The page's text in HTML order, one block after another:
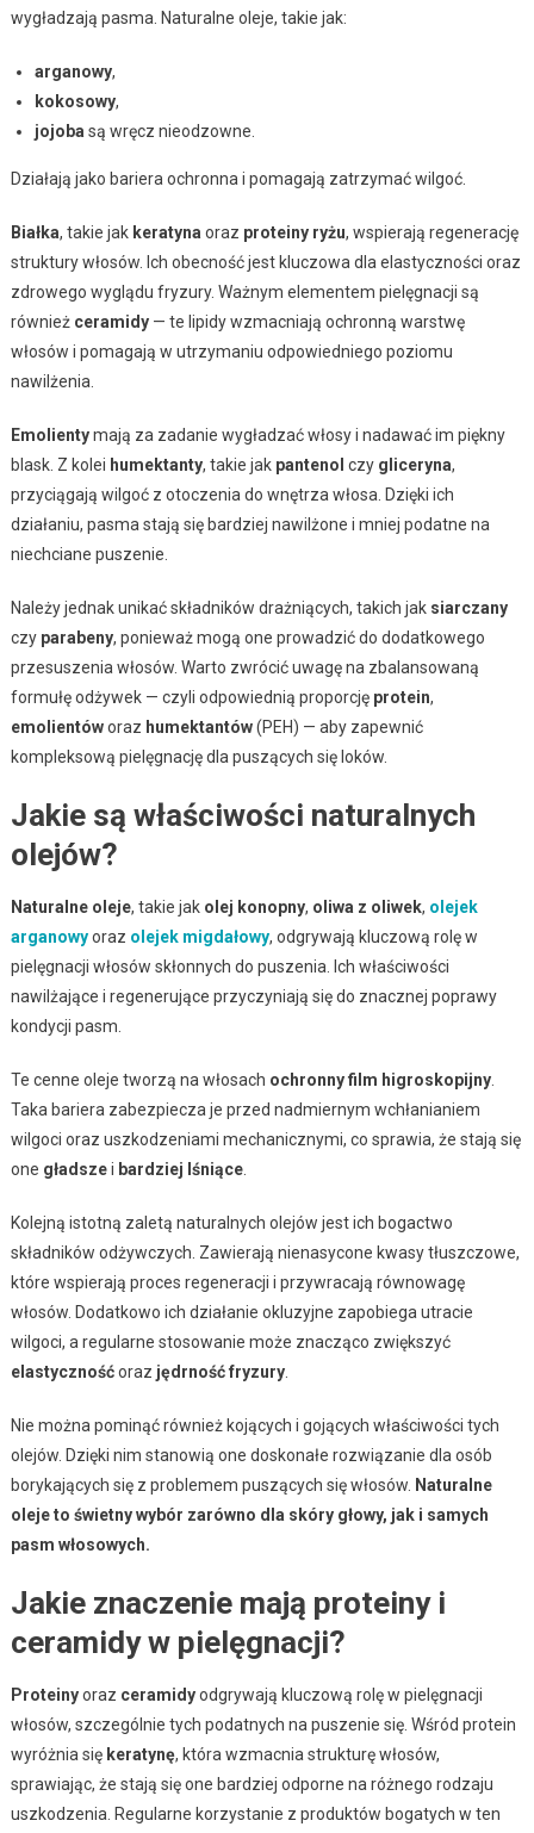
wygładzają pasma. Naturalne oleje, takie jak:
arganowy,
kokosowy,
jojobasą wręcz nieodzowne.
Działają jako bariera ochronna i pomagają zatrzymać wilgoć.
Białka, takie jak keratynaoraz proteiny ryżu, wspierają regenerację
struktury włosów. Ich obecność jest kluczowa dla elastyczności oraz
zdrowego wyglądu fryzury. Ważnym elementem pielęgnacji są
również ceramidy— te lipidy wzmacniają ochronną warstwę
włosów i pomagają w utrzymaniu odpowiedniego poziomu
nawilżenia.
Emolientymają za zadanie wygładzać włosy i nadawać im piękny
blask. Z kolei humektanty, takie jak pantenol czy gliceryna,
przyciągają wilgoć z otoczenia do wnętrza włosa. Dzięki ich
działaniu, pasma stają się bardziej nawilżone i mniej podatne na
niechciane puszenie.
Należy jednak unikać składników drażniących, takich jak siarczany
czy parabeny, ponieważ mogą one prowadzić do dodatkowego
przesuszenia włosów. Warto zwrócić uwagę na zbalansowaną
formułę odżywek — czyli odpowiednią proporcję protein,
emolientóworaz humektantów(PEH) — aby zapewnić
kompleksową pielęgnację dla puszących się loków.
Jakie są właściwości naturalnych
olejów?
Naturalne oleje, takie jak olej konopny, oliwa z oliwek, olejek
arganowyoraz olejek migdałowy, odgrywają kluczową rolę w
pielęgnacji włosów skłonnych do puszenia. Ich właściwości
nawilżające i regenerujące przyczyniają się do znacznej poprawy
kondycji pasm.
Te cenne oleje tworzą na włosach ochronny film higroskopijny.
Taka bariera zabezpiecza je przed nadmiernym wchłanianiem
wilgoci oraz uszkodzeniami mechanicznymi, co sprawia, że stają się
one gładszei bardziej lśniące.
Kolejną istotną zaletą naturalnych olejów jest ich bogactwo
składników odżywczych. Zawierają nienasycone kwasy tłuszczowe,
które wspierają proces regeneracji i przywracają równowagę
włosów. Dodatkowo ich działanie okluzyjne zapobiega utracie
wilgoci, a regularne stosowanie może znacząco zwiększyć
elastycznośćoraz jędrność fryzury.
Nie można pominąć również kojących i gojących właściwości tych
olejów. Dzięki nim stanowią one doskonałe rozwiązanie dla osób
borykających się z problemem puszących się włosów. Naturalne
oleje to świetny wybór zarówno dla skóry głowy, jak i samych
pasm włosowych.
Jakie znaczenie mają proteiny i
ceramidy w pielęgnacji?
Proteinyoraz ceramidyodgrywają kluczową rolę w pielęgnacji
włosów, szczególnie tych podatnych na puszenie się. Wśród protein
wyróżnia się keratynę, która wzmacnia strukturę włosów,
sprawiając, że stają się one bardziej odporne na różnego rodzaju
uszkodzenia. Regularne korzystanie z produktów bogatych w ten